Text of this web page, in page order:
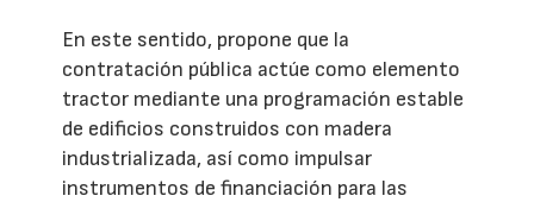
En este sentido, propone que la
contratación pública actúe como elemento
tractor mediante una programación estable
de edificios construidos con madera
industrializada, así como impulsar
instrumentos de financiación para las